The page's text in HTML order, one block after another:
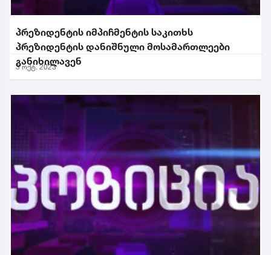
პრეზიდენტის იმპიჩმენტის საკითხს
პრეზიდენტის დანიშნული მოსამართლეები
განიხილავენ
3 ოქტ. 2023